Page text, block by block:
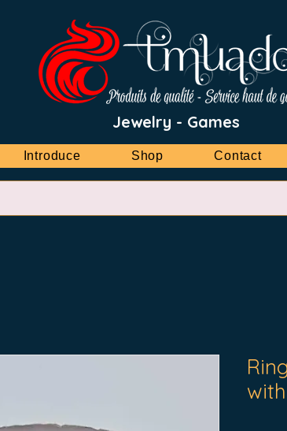
Jewelry - Games
Introduce Shop Contact